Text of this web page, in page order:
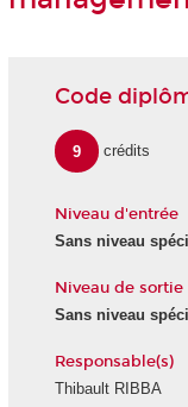
Code
9 crédits
Niveau d'entrée
Sans niveau
Niveau de sortie
Sans niveau
Responsable(s)
Thibault RIBBA